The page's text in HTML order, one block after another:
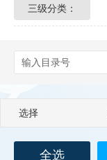
三级分类：
选择
全选